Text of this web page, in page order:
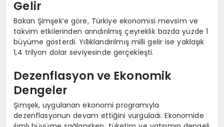
Gelir
Bakan Şimşek’e göre, Türkiye ekonomisi mevsim ve
takvim etkilerinden arındırılmış çeyreklik bazda yüzde 1
büyüme gösterdi. Yıllıklandırılmış milli gelir ise yaklaşık
1,4 trilyon dolar seviyesinde gerçekleşti.
Dezenflasyon ve Ekonomik
Dengeler
Şimşek, uygulanan ekonomi programıyla
dezenflasyonun devam ettiğini vurguladı. Ekonomide